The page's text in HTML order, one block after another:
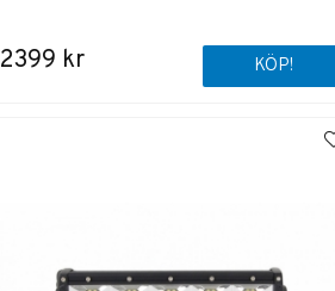
2399 kr KÖP!